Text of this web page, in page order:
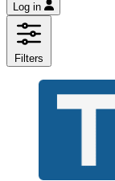
Log in
Filters